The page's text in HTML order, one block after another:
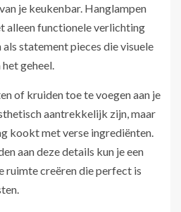
je keukenbar. Hanglampen
alleen functionele verlichting
statement pieces die visuele
geheel.
of kruiden toe te voegen aan je
aantrekkelijk zijn, maar
kookt met verse ingrediënten.
aan deze details kun je een
ruimte creëren die perfect is